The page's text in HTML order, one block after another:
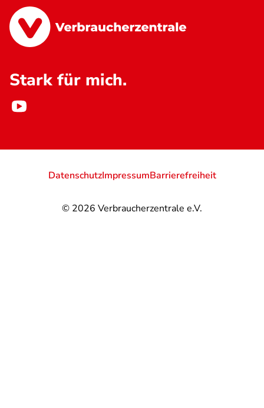
Stark für mich.
© 2026 Verbraucherzentrale e.V.
DatenschutzImpressumBarrierefreiheit